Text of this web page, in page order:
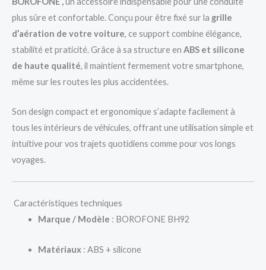
plus sûre et confortable. Conçu pour être fixé sur la grille
d’aération de votre voiture, ce support combine élégance,
stabilité et praticité. Grâce à sa structure en ABS et silicone
de haute qualité, il maintient fermement votre smartphone,
même sur les routes les plus accidentées.
Son design compact et ergonomique s’adapte facilement à
tous les intérieurs de véhicules, offrant une utilisation simple et
intuitive pour vos trajets quotidiens comme pour vos longs
voyages.
Caractéristiques techniques
Marque / Modèle : BOROFONE BH92
Matériaux: ABS + silicone